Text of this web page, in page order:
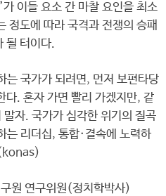
이들 요소 간 마찰 요인을 최소
정도에 따라 국격과 전쟁의 승패
될 터이다.
는 국가가 되려면, 먼저 보편타당
다. 혼자 가면 빨리 가겠지만, 같
자. 국가가 심각한 위기의 질곡
는 리더십, 통합·결속에 노력하
원 연구위원(정치학박사)